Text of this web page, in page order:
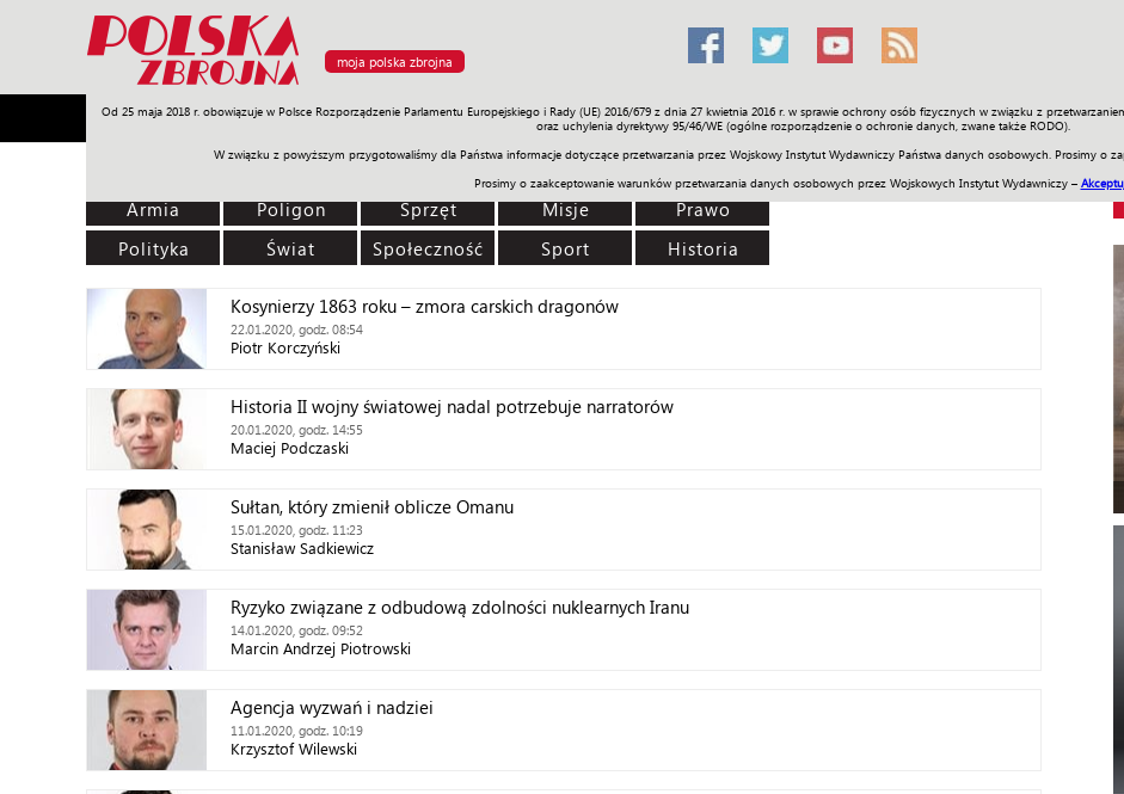
moja polska zbrojna
Od 25 maja 2018 r. obowiązuje w Polsce Rozporządzenie Parlamentu Europejskiego i Rady (UE) 2016/679 z dnia 27 kwietnia 2016 r. w sprawie ochrony osób fizycznych w związku z
oraz uchylenia dyrektywy 95/46/WE (ogólne rozporządzenie o ochronie danych, zwane także RODO).
W związku z powyższym przygotowaliśmy dla Państwa informacje dotyczące przetwarzania przez Wojskowy Instytut Wydawniczy Państwa danych osobowych. Prosimy o
Prosimy o zaakceptowanie warunków przetwarzania danych osobowych przez Wojskowych Instytut Wydawniczy –
Armia Poligon Sprzęt Misje Polityka Prawo Świat Społeczność Sport Historia Galerie Wideo ENGLISH
Armia Poligon Sprzęt Misje
Prawo
Polityka
Świat Społeczność Sport Historia
Kosynierzy 1863 roku – zmora carskich dragonów
22.01.2020, godz. 08:54
Piotr Korczyński
Historia II wojny światowej nadal potrzebuje narratorów
20.01.2020, godz. 14:55
Maciej Podczaski
Sułtan, który zmienił oblicze Omanu
15.01.2020, godz. 11:23
Stanisław Sadkiewicz
Ryzyko związane z odbudową zdolności nuklearnych Iranu
14.01.2020, godz. 09:52
Marcin Andrzej Piotrowski
Agencja wyzwań i nadziei
11.01.2020, godz. 10:19
Krzysztof Wilewski